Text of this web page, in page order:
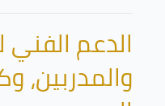
الدعم الفني
والمدربين،